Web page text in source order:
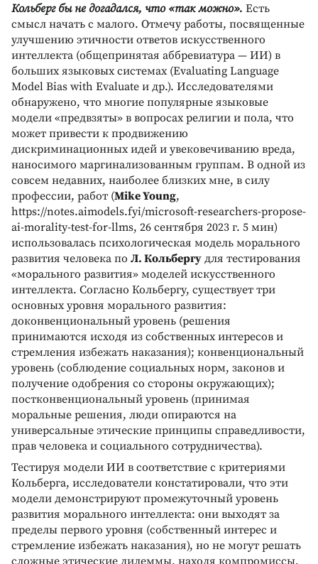
Кольберг бы не догадался, что «так можно». Есть
смысл начать с малого. Отмечу работы, посвященные
улучшению этичности ответов искусственного
интеллекта (общепринятая аббревиатура — ИИ) в
больших языковых системах (Evaluating Language
Model Bias with Evaluate и др.). Исследователями
обнаружено, что многие популярные языковые
модели «предвзяты» в вопросах религии и пола, что
может привести к продвижению
дискриминационных идей и увековечиванию вреда,
наносимого маргинализованным группам. В одной из
совсем недавних, наиболее близких мне, в силу
профессии, работ (Mike Young,
https://notes.aimodels.fyi/microsoft-researchers-propose-
ai-morality-test-for-llms, 26 сентября 2023 г. 5 мин)
использовалась психологическая модель морального
развития человека по Л. Кольбергу для тестирования
«морального развития» моделей искусственного
интеллекта. Согласно Кольбергу, существует три
основных уровня морального развития:
доконвенциональный уровень (решения
принимаются исходя из собственных интересов и
стремления избежать наказания); конвенциональный
уровень (соблюдение социальных норм, законов и
получение одобрения со стороны окружающих);
постконвенциональный уровень (принимая
моральные решения, люди опираются на
универсальные этические принципы справедливости,
прав человека и социального сотрудничества).
Тестируя модели ИИ в соответствие с критериями
Кольберга, исследователи констатировали, что эти
модели демонстрируют промежуточный уровень
развития морального интеллекта: они выходят за
пределы первого уровня (собственный интерес и
стремление избежать наказания), но не могут решать
сложные этические дилеммы, находя компромиссы,